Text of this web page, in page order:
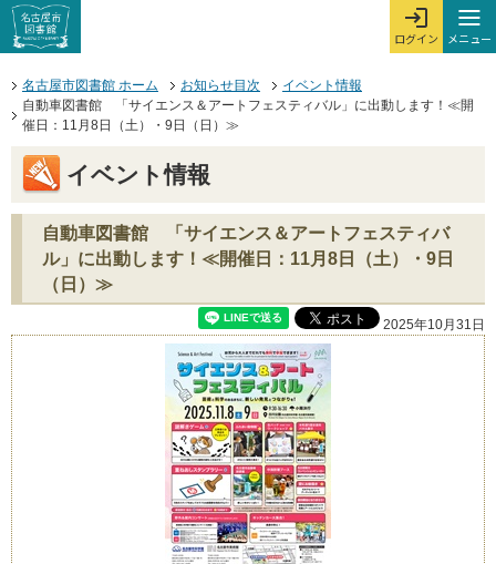
ページの先頭です。
本文へジャンプする。
ここからサイト内共通メニューです。
サイト内共通メニューをスキップする
ログイン
ログインを開
メニュー
メ
サイト内共通メニューここまで。
名古屋市図書館 ホーム
お知らせ目次
イベント情報
自動車図書館 「サイエンス＆アートフェスティバル」に出動します！≪開
催日：11月8日（土）・9日（日）≫
イベント情報
自動車図書館 「サイエンス＆アートフェスティバ
ル」に出動します！≪開催日：11月8日（土）・9日
（日）≫
2025年10月31日